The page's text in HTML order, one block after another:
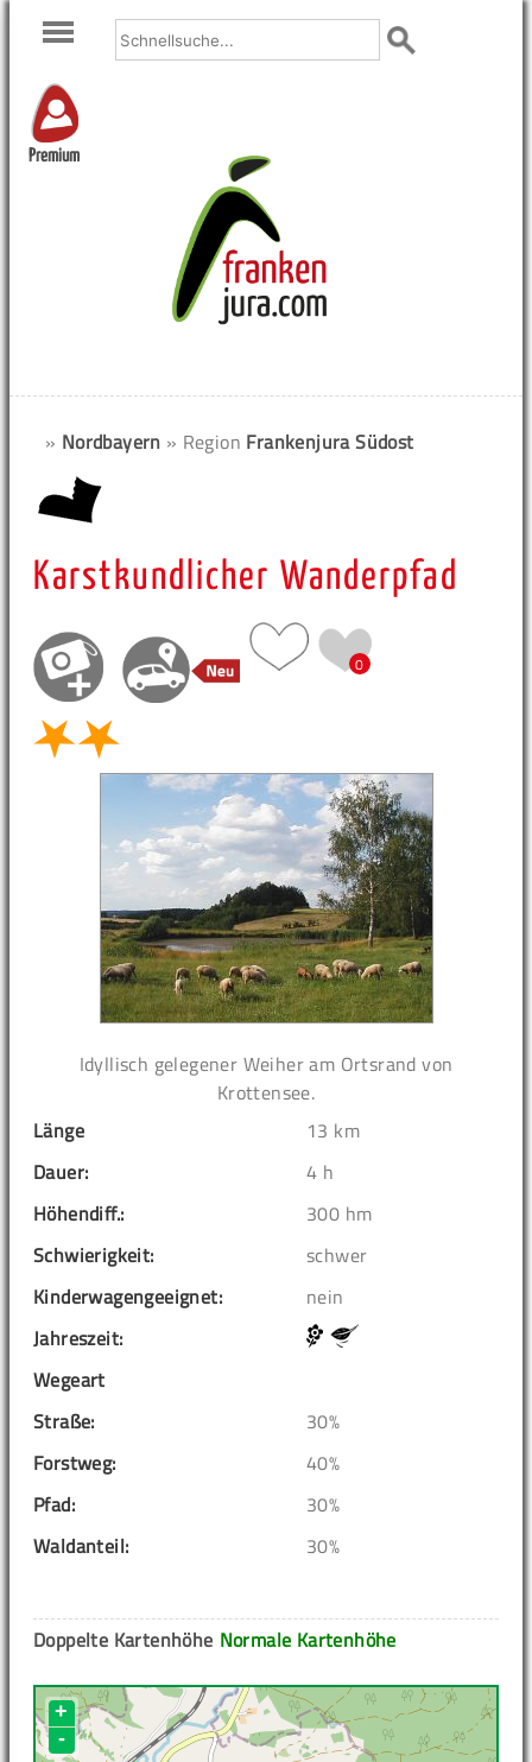
Premium
» Nordbayern » Region Frankenjura Südost
Karstkundlicher Wanderpfad
0
Idyllisch gelegener Weiher am Ortsrand von
Krottensee.
Länge
13 km
Dauer:
4 h
Höhendiff.:
300 hm
Schwierigkeit:
schwer
Kinderwagengeeignet:
nein
Jahreszeit:
Wegeart
Straße:
30%
Forstweg:
40%
Pfad:
30%
Waldanteil:
30%
Normale Kartenhöhe
Doppelte Kartenhöhe
+
-